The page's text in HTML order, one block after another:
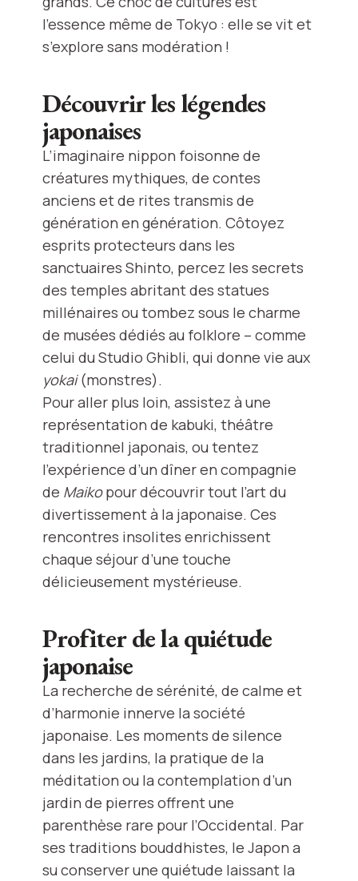
l'essence même de Tokyo : elle se vit et
s’explore sans modération !
Découvrir les légendes
japonaises
L’imaginaire nippon foisonne de
créatures mythiques, de contes
anciens et de rites transmis de
génération en génération. Côtoyez
esprits protecteurs dans les
sanctuaires Shinto, percez les secrets
des temples abritant des statues
millénaires ou tombez sous le charme
de musées dédiés au folklore – comme
celui du Studio Ghibli, qui donne vie aux
yokai(monstres).
Pour aller plus loin, assistez à une
représentation de kabuki, théâtre
traditionnel japonais, ou tentez
l’expérience d’un dîner en compagnie
de Maikopour découvrir tout l’art du
divertissement à la japonaise. Ces
rencontres insolites enrichissent
chaque séjour d’une touche
délicieusement mystérieuse.
Profiter de la quiétude
japonaise
La recherche de sérénité, de calme et
d’harmonie innerve la société
japonaise. Les moments de silence
dans les jardins, la pratique de la
méditation ou la contemplation d’un
jardin de pierres offrent une
parenthèse rare pour l’Occidental. Par
ses traditions bouddhistes, le Japon a
su conserver une quiétude laissant la